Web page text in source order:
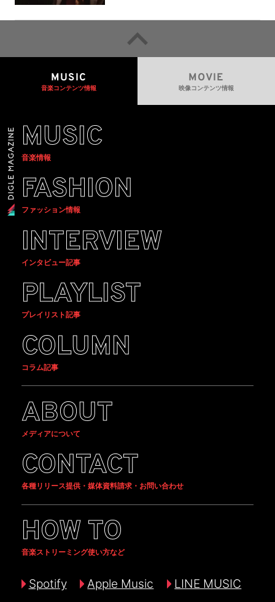
MUSIC
音楽コンテンツ情報
MOVIE
映像コンテンツ情報
MUSIC
音楽情報
FASHION
ファッション情報
INTERVIEW
インタビュー記事
PLAYLIST
プレイリスト記事
COLUMN
コラム記事
ABOUT
メディアについて
CONTACT
各種リリース提供・媒体資料請求・お問い合わせ
HOW TO
音楽ストリーミング使い方など
Spotify Apple Music
LINE MUSIC